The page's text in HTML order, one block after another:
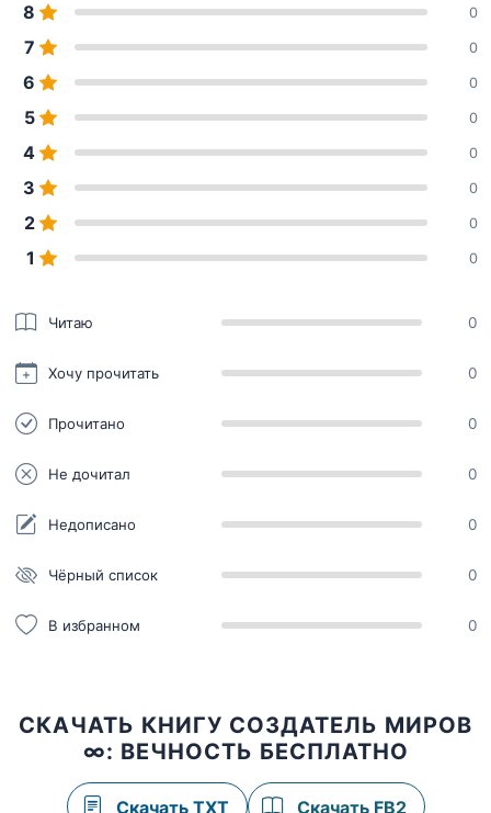
8 0
7 0
6 0
5 0
4 0
3 0
2 0
1 0
Читаю 0
Хочу прочитать 0
Прочитано 0
Не дочитал 0
Недописано 0
Чёрный список 0
В избранном 0
СКАЧАТЬ КНИГУ СОЗДАТЕЛЬ МИРОВ
∞: ВЕЧНОСТЬ БЕСПЛАТНО
Скачать TXT Скачать FB2